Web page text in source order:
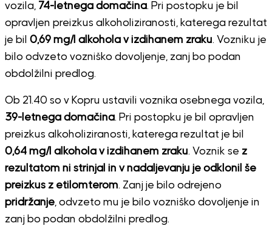
vozila, 74-letnega domačina. Pri postopku je bil
opravljen preizkus alkoholiziranosti, katerega rezultat
je bil 0,69 mg/l alkohola v izdihanem zraku. Vozniku je
bilo odvzeto vozniško dovoljenje, zanj bo podan
obdolžilni predlog.
Ob 21.40 so v Kopru ustavili voznika osebnega vozila,
39-letnega domačina. Pri postopku je bil opravljen
preizkus alkoholiziranosti, katerega rezultat je bil
0,64 mg/l alkohola v izdihanem zraku. Voznik se z
rezultatom ni strinjal in v nadaljevanju je odklonil še
preizkus z etilomterom. Zanj je bilo odrejeno
pridržanje, odvzeto mu je bilo vozniško dovoljenje in
zanj bo podan obdolžilni predlog.